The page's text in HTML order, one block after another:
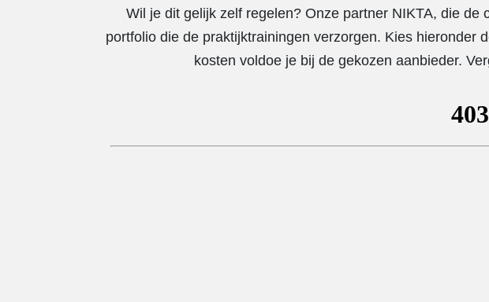
Wil je dit gelijk zelf regelen? Onze partner NIKTA, die
portfolio die de praktijktrainingen verzorgen. Kies hieronder
kosten voldoe je bij de gekozen aanbieder.